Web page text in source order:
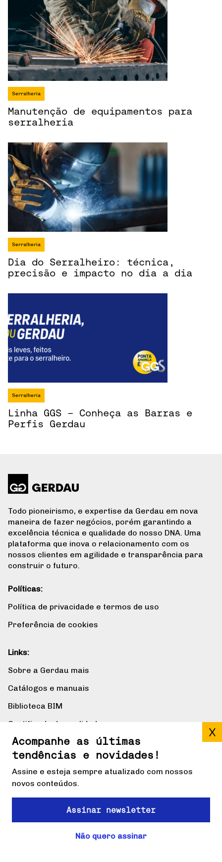
Acompanhe as últimas
tendências e novidades!
Assine e esteja sempre atualizado com nossos
novos conteúdos.
Assinar newsletter
Não quero assinar
Serralheria
Manutenção de equipamentos para
serralheria
Serralheria
Dia do Serralheiro: técnica,
precisão e impacto no dia a dia
Serralheria
Linha GGS - Conheça as Barras e
Perfis Gerdau
Todo pioneirismo, e expertise da Gerdau em nova
maneira de fazer negócios, porém garantindo a
excelência técnica e qualidade do nosso DNA. Uma
plataforma que inova o relacionamento com os
nossos clientes em agilidade e transparência para
construir o futuro.
Políticas:
Política de privacidade e termos de uso
Preferência de cookies
Links:
Sobre a Gerdau mais
Catálogos e manuais
Biblioteca BIM
Certificado de qualidade
Cálculo de equivalência
Gerdau Design
Perfil Estrutural W
GG 70
Segmentos: